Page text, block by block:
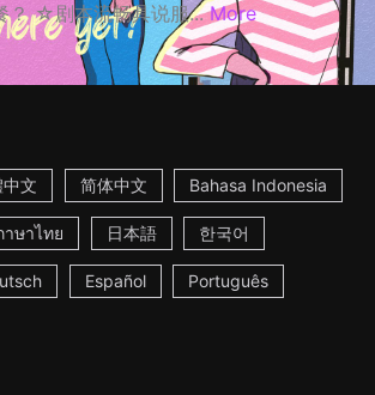
？ ☆剧本流畅具说服... More
文 简体中文 Bahasa Indonesia
าษาไทย 日本語 한국어
Español Português